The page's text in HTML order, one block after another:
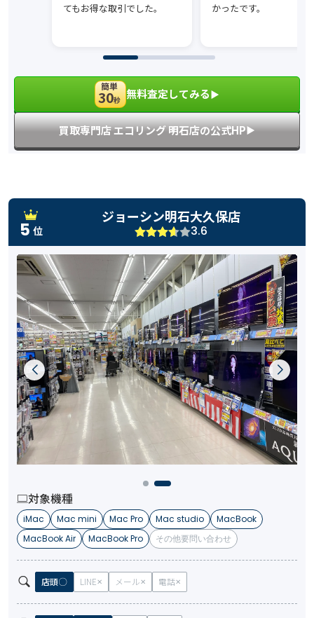
てもお得な取引でした。
かったです。
簡単
30秒 無料査定してみる▶︎
買取専門店 エコリング 明石店の公式HP▶︎
5 位
ジョーシン明石大久保店
3.6
対象機種
iMac Mac mini Mac Pro Mac studio
MacBook
MacBook Air
MacBook Pro その他要問い合わせ
店頭 LINE メール 電話